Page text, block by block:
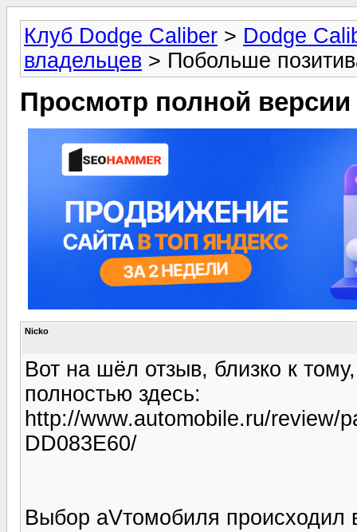
Клуб Dodge Caliber > Dodge
владельцев > Побольше
Просмотр полной
Nicko
Вот на шёл отзыв, близко к
полностью здесь:
http://www.automobile.ru/review/
DD083E60/
Выбор аVтомобиля происходил